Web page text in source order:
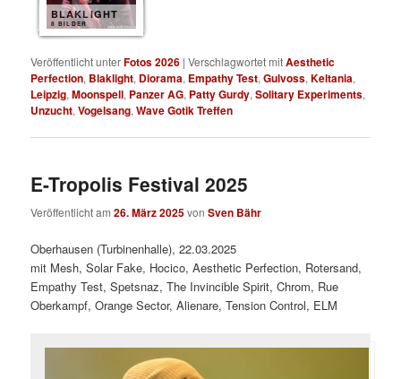
BLAKLIGHT
8 BILDER
Veröffentlicht unterFotos 2026 |Verschlagwortet mitAesthetic
Perfection, Blaklight, Diorama, Empathy Test,Gulvoss,Keltania,
Leipzig,Moonspell, Panzer AG, Patty Gurdy,Solitary Experiments,
Unzucht,Vogelsang,Wave Gotik Treffen
E-Tropolis Festival 2025
Veröffentlicht am26. März 2025vonSven Bähr
Oberhausen (Turbinenhalle), 22.03.2025
mit Mesh, Solar Fake, Hocico, Aesthetic Perfection, Rotersand,
Empathy Test, Spetsnaz, The Invincible Spirit, Chrom, Rue
Oberkampf, Orange Sector, Alienare, Tension Control, ELM